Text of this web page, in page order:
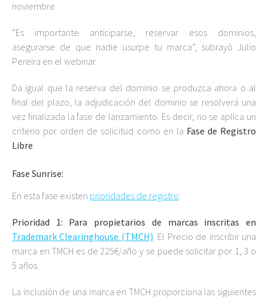
noviembre.
“Es importante anticiparse, reservar esos dominios,
asegurarse de que nadie usurpe tu marca”, subrayó Julio
Pereira en el webinar.
Da igual que la reserva del dominio se produzca ahora o al
final del plazo, la adjudicación del dominio se resolverá una
vez finalizada la fase de lanzamiento. Es decir, no se aplica un
criterio por orden de solicitud como en la Fase de Registro
Libre.
Fase Sunrise:
En esta fase existen prioridades de registro:
Prioridad 1: Para propietarios de marcas inscritas en
Trademark Clearinghouse (TMCH). El Precio de inscribir una
marca en TMCH es de 225€/año y se puede solicitar por 1, 3 o
5 años.
La inclusión de una marca en TMCH proporciona las siguientes